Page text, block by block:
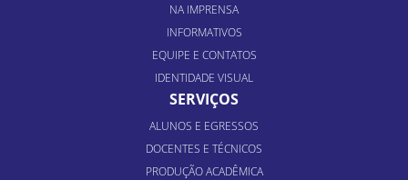
NA IMPRENSA
INFORMATIVOS
EQUIPE E CONTATOS
IDENTIDADE VISUAL
SERVIÇOS
ALUNOS E EGRESSOS
DOCENTES E TÉCNICOS
PRODUÇÃO ACADÊMICA